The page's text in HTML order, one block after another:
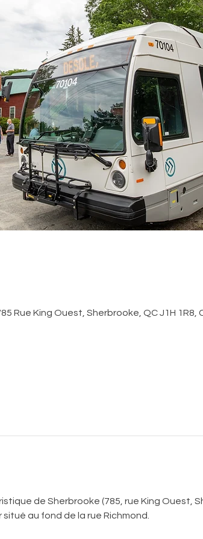
Rue King Ouest, Sherbrooke, QC J1H 1R8,
de Sherbrooke (785, rue King Ouest,
au fond de la rue Richmond.